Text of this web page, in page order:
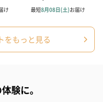
をもっと見る
験に。